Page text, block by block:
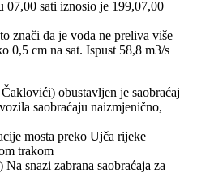
07,00 sati iznosio je 199,07,00
znači da je voda ne preliva više
0,5 cm na sat. Ispust 58,8 m3/s
obustavljen je saobraćaj
saobraćaju naizmjenično,
mosta preko Ujča rijeke
trakom
snazi zabrana saobraćaja za